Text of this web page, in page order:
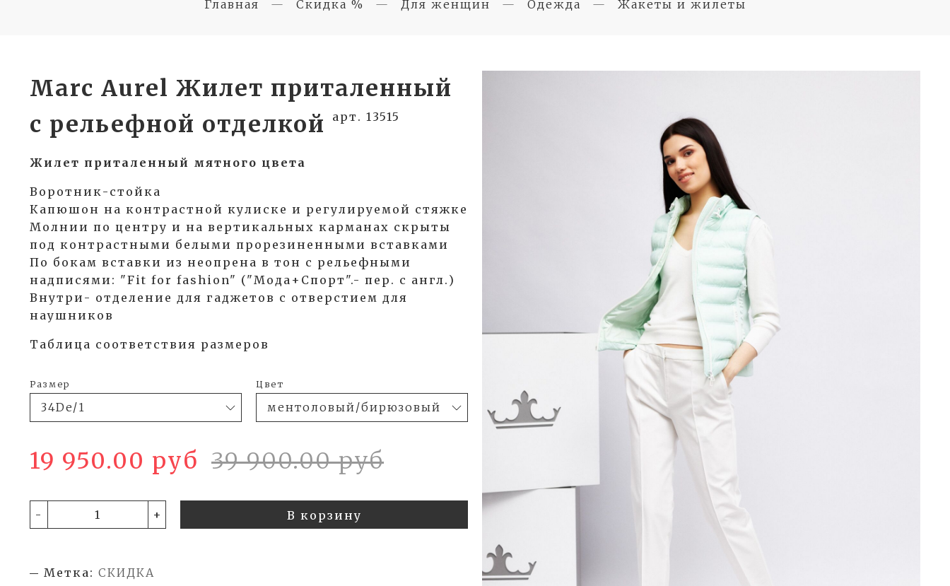
Главная Скидка % Для женщин Одежда Жакеты и жилеты
Marc Aurel Жилет приталенный
с рельефной отделкой
арт. 13515
Жилет приталенный мятного цвета
Воротник-стойка
Капюшон на контрастной кулиске и регулируемой стяжке
Молнии по центру и на вертикальных карманах скрыты
под контрастными белыми прорезиненными вставками
По бокам вставки из неопрена в тон с рельефными
надписями: "Fit for fashion" ("Мода+Спорт".- пер. с англ.)
Внутри- отделение для гаджетов с отверстием для
наушников
Таблица соответствия размеров
Размер Цвет
19 950.00 руб 39 900.00 руб
- + В корзину
Метка: СКИДКА